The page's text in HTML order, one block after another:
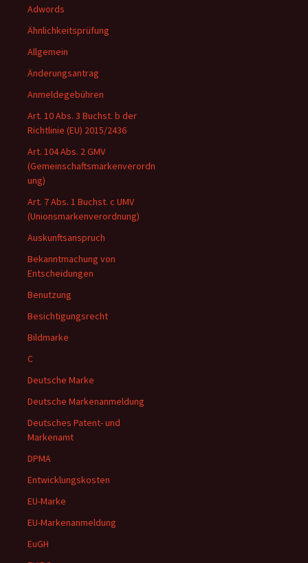
Adwords
Ähnlichkeitsprüfung
Allgemein
Änderungsantrag
Anmeldegebühren
Art. 10 Abs. 3 Buchst. b der
Richtlinie (EU) 2015/2436
Art. 104 Abs. 2 GMV
(Gemeinschaftsmarkenverordn
ung)
Art. 7 Abs. 1 Buchst. c UMV
(Unionsmarkenverordnung)
Auskunftsanspruch
Bekanntmachung von
Entscheidungen
Benutzung
Besichtigungsrecht
Bildmarke
C
Deutsche Marke
Deutsche Markenanmeldung
Deutsches Patent- und
Markenamt
DPMA
Entwicklungskosten
EU-Marke
EU-Markenanmeldung
EuGH